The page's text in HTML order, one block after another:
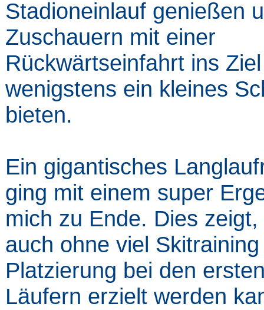
Stadioneinlauf genießen
Zuschauern mit einer
Rückwärtseinfahrt ins Ziel
wenigstens ein kleines
bieten.
Ein gigantisches
ging mit einem super
mich zu Ende. Dies
auch ohne viel
Platzierung bei den
Läufern erzielt werden